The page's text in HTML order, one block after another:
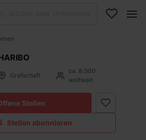
Grafschaft
ca. 8.500
weltweit
Stellen
Stellen abonnieren